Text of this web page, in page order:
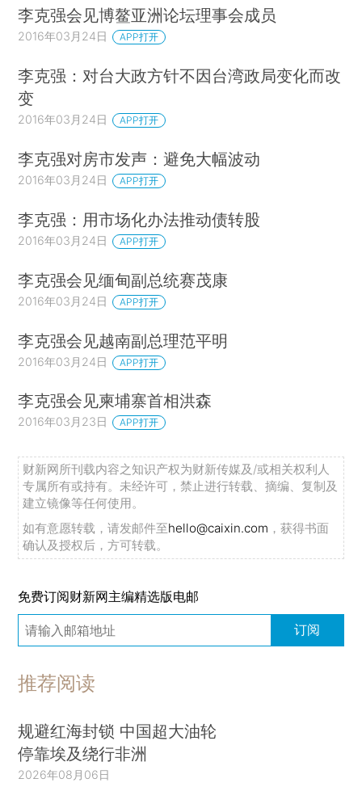
李克强会见博鳌亚洲论坛理事会成员
2016年03月24日 APP打开
李克强：对台大政方针不因台湾政局变化而改
变
2016年03月24日 APP打开
李克强对房市发声：避免大幅波动
2016年03月24日 APP打开
李克强：用市场化办法推动债转股
2016年03月24日 APP打开
李克强会见缅甸副总统赛茂康
2016年03月24日 APP打开
李克强会见越南副总理范平明
2016年03月24日 APP打开
李克强会见柬埔寨首相洪森
2016年03月23日 APP打开
财新网所刊载内容之知识产权为财新传媒及/或相关权利人
专属所有或持有。未经许可，禁止进行转载、摘编、复制及
建立镜像等任何使用。
如有意愿转载，请发邮件至hello@caixin.com ，获得书面
确认及授权后，方可转载。
免费订阅财新网主编精选版电邮
订阅
推荐阅读
规避红海封锁 中国超大油轮
停靠埃及绕行非洲
2026年08月06日